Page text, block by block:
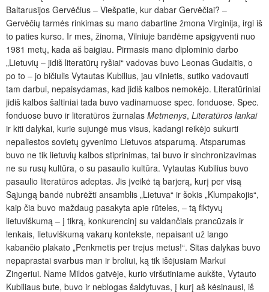
Baltarusijos Gervėčius – Viešpatie, kur dabar Gervėčiai? –
Gervėčių tarmės rinkimas su mano dabartine žmona Virginija, irgi iš
to paties kurso. Ir mes, žinoma, Vilniuje bandėme apsigyventi nuo
1981 metų, kada aš baigiau. Pirmasis mano diplominio darbo
„Lietuvių – jidiš literatūrų ryšiai“ vadovas buvo Leonas Gudaitis, o
po to – jo bičiulis Vytautas Kubilius, jau vilnietis, sutiko vadovauti
tam darbui, nepaisydamas, kad jidiš kalbos nemokėjo. Literatūriniai
jidiš kalbos šaltiniai tada buvo vadinamuose spec. fonduose. Spec.
fonduose buvo ir literatūros žurnalas Metmenys, Literatūros lankai
ir kiti dalykai, kurie sujungė mus visus, kadangi reikėjo sukurti
nepaliestos sovietų gyvenimo Lietuvos atsparumą. Atsparumas
buvo ne tik lietuvių kalbos stiprinimas, tai buvo ir sinchronizavimas
ne su rusų kultūra, o su pasaulio kultūra. Vytautas Kubilius buvo
pasaulio literatūros adeptas. Jis įveikė tą barjerą, kurį per visą
Sąjungą bandė nubrėžti ansamblis „Lietuva“ ir šokis „Klumpakojis“,
kaip čia buvo maždaug pasakyta apie rūteles, – tą fiktyvų
lietuviškumą – į tikrą, konkurencinį su valdančiais prancūzais ir
lenkais, lietuviškumą vakarų kontekste, nepaisant už lango
kabančio plakato „Penkmetis per trejus metus!“. Šitas dalykas buvo
nepaprastai svarbus man ir broliui, ką tik išėjusiam Markui
Zingeriui. Name Mildos gatvėje, kurio viršutiniame aukšte, Vytauto
Kubiliaus bute, buvo ir neblogas šaldytuvas, į kurį aš kėsinausi, iš